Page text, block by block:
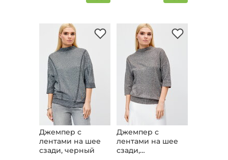
Джемпер с
лентами на шее
сзади, черный
Джемпер с
лентами на шее
сзади,